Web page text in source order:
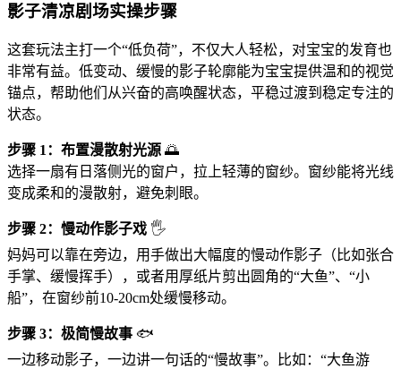
影子清凉剧场实操步骤
这套玩法主打一个“低负荷”，不仅大人轻松，对宝宝的发育也
非常有益。低变动、缓慢的影子轮廓能为宝宝提供温和的视觉
锚点，帮助他们从兴奋的高唤醒状态，平稳过渡到稳定专注的
状态。
步骤 1：布置漫散射光源 🌅
选择一扇有日落侧光的窗户，拉上轻薄的窗纱。窗纱能将光线
变成柔和的漫散射，避免刺眼。
步骤 2：慢动作影子戏 🖐️
妈妈可以靠在旁边，用手做出大幅度的慢动作影子（比如张合
手掌、缓慢挥手），或者用厚纸片剪出圆角的“大鱼”、“小
船”，在窗纱前10-20cm处缓慢移动。
步骤 3：极简慢故事 🐟
一边移动影子，一边讲一句话的“慢故事”。比如：“大鱼游